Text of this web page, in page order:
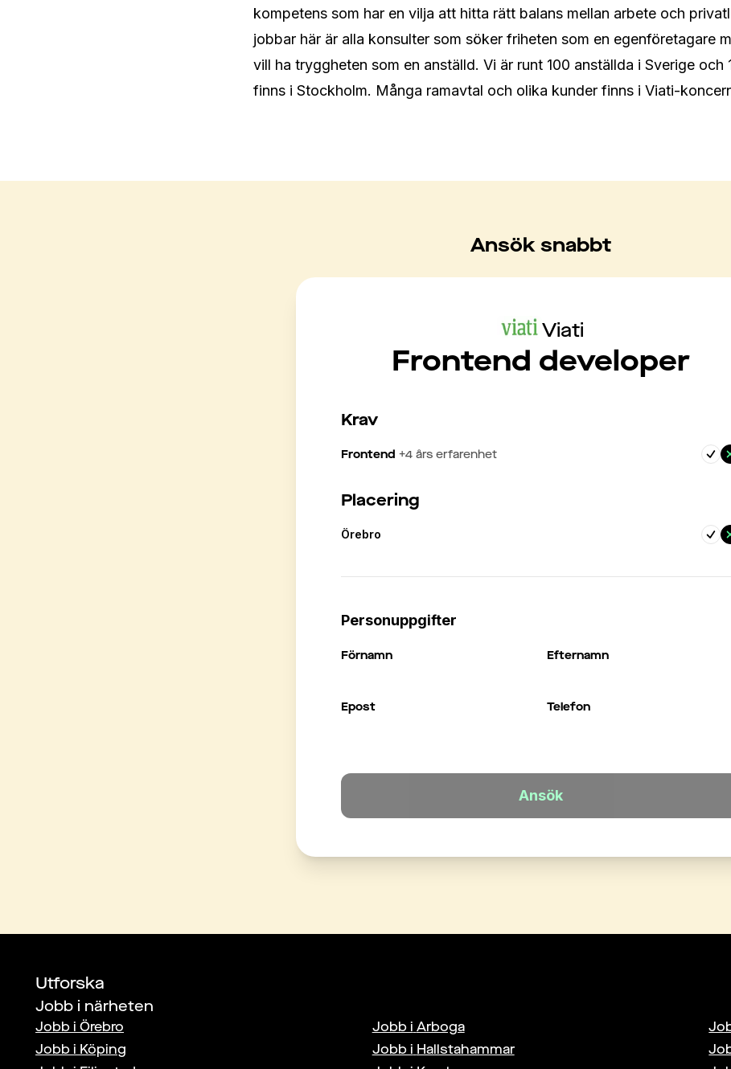
kompetens som har en vilja att hitta rätt balans mellan arbete och
jobbar här är alla konsulter som söker friheten som en egenföretagare
vill ha tryggheten som en anställd. Vi är runt 100 anställda i Sverige och
finns i Stockholm. Många ramavtal och olika kunder finns i Viati-
Ansök snabbt
Viati
Frontend developer
Krav
Frontend +4 års erfarenhet
Placering
Örebro
Personuppgifter
Förnamn Efternamn
Epost Telefon
Ansök
Utforska
Jobb i närheten
Jobb i Örebro Jobb i Arboga
Jobb i Köping Jobb i Hallstahammar